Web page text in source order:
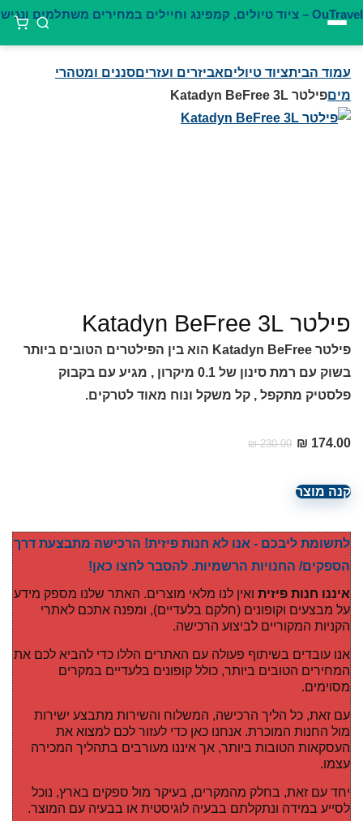
עמוד הביתציוד טיוליםאביזרים ועזריםסננים ומטהרי
מיםפילטר Katadyn BeFree 3L
פילטר Katadyn BeFree 3L
פילטר Katadyn BeFree הוא בין הפילטרים הטובים ביותר
בשוק עם רמת סינון של 0.1 מיקרון , מגיע עם בקבוק
פלסטיק מתקפל , קל משקל ונוח מאוד לטרקים.
₪230.00
המחיר
₪ 174.00
המחיר
קנה מוצר
לתשומת ליבכם - אנו לא חנות פיזית! הרכישה מתבצעת דרך
הספקים/ החנויות הרשמיות. להסבר לחצו כאן!
איננו חנות פיזית ואין לנו מלאי מוצרים. האתר שלנו מספק מידע
על מבצעים וקופונים (חלקם בלעדיים), ומפנה אתכם לאתרי
הקניות המקוריים לביצוע הרכישה.
אנו עובדים בשיתוף פעולה עם האתרים הללו כדי להביא לכם את
המחירים הטובים ביותר, כולל קופונים בלעדיים במקרים
מסוימים.
עם זאת, כל הליך הרכישה, המשלוח והשירות מתבצע ישירות
מול החנות המוכרת. אנחנו כאן כדי לעזור לכם למצוא את
העסקאות הטובות ביותר, אך איננו מעורבים בתהליך המכירה
עצמו.
יחד עם זאת, בחלק מהמקרים, בעיקר מול ספקים בארץ, נוכל
לסייע במידה ונתקלתם בבעיה לוגיסטית או בבעיה עם המוצר.